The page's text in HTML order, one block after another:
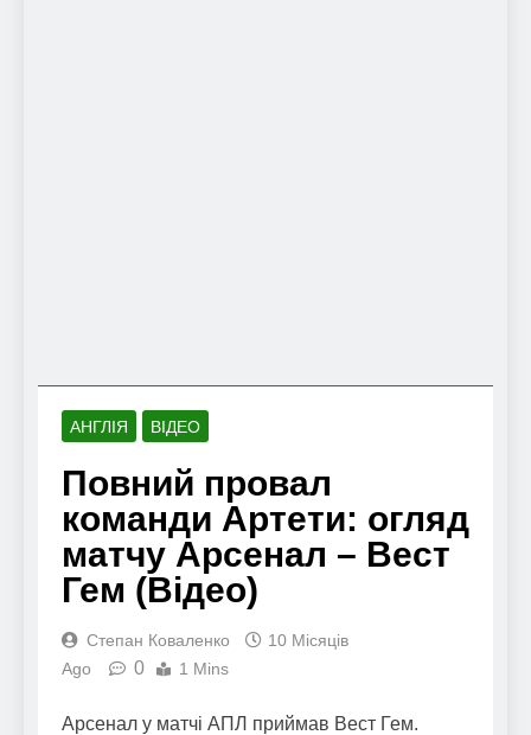
АНГЛІЯ ВІДЕО
Повний провал
команди Артети: огляд
матчу Арсенал – Вест
Гем (Відео)
Степан Коваленко
10 Місяців
Ago
0 1 Mins
Арсенал у матчі АПЛ приймав Вест Гем.